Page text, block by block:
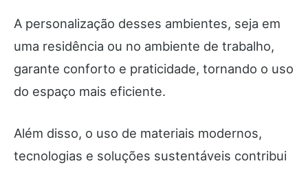
A personalização desses ambientes, seja em
uma residência ou no ambiente de trabalho,
garante conforto e praticidade, tornando o uso
do espaço mais eficiente.
Além disso, o uso de materiais modernos,
tecnologias e soluções sustentáveis contribui